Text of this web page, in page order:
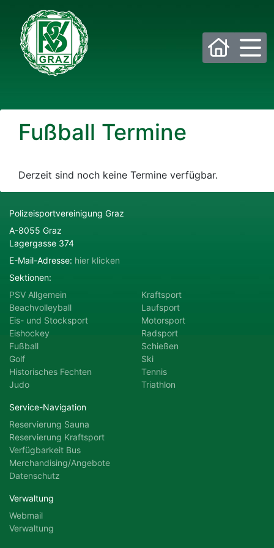
PSV Allgemein Beachvolleyball
Eis- und Stocksport Eishockey
Historisches Fechten
Kraftsport
Motorsport Radsport
Schießen Ski
Tennis Triathlon
Fußball Termine
Derzeit sind noch keine Termine verfügbar.
Polizeisportvereinigung Graz
A-8055 Graz
Lagergasse 374
E-Mail-Adresse: hier klicken
Sektionen:
PSV Allgemein
Beachvolleyball
Eis- und Stocksport
Eishockey
Fußball
Golf
Historisches Fechten
Judo
Kraftsport
Laufsport
Motorsport
Radsport
Schießen
Ski
Tennis
Triathlon
Service-Navigation
Reservierung Sauna
Reservierung Kraftsport
Verfügbarkeit Bus
Merchandising/Angebote
Datenschutz
Verwaltung
Webmail
Verwaltung